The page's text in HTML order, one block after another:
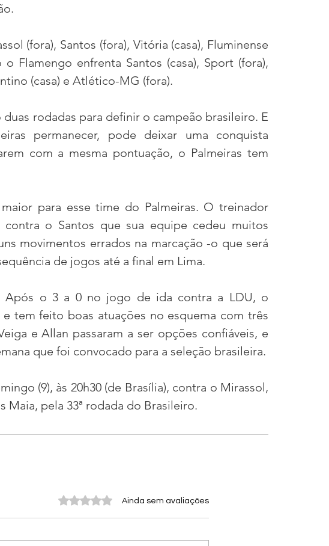
(fora), Santos (fora), Vitória (casa), Fluminense
Flamengo enfrenta Santos (casa), Sport (fora),
(casa) e Atlético-MG (fora).
rodadas para definir o campeão brasileiro. E
permanecer, pode deixar uma conquista
com a mesma pontuação, o Palmeiras tem
para esse time do Palmeiras. O treinador
o Santos que sua equipe cedeu muitos
movimentos errados na marcação -o que será
de jogos até a final em Lima.
Após o 3 a 0 no jogo de ida contra a LDU, o
tem feito boas atuações no esquema com três
e Allan passaram a ser opções confiáveis, e
que foi convocado para a seleção brasileira.
(9), às 20h30 (de Brasília), contra o Mirassol,
Maia, pela 33ª rodada do Brasileiro.
Avaliado com 0 de 5 estrelas.
Ainda sem avaliações